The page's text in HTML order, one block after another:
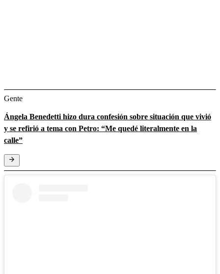
Gente
Ángela Benedetti hizo dura confesión sobre situación que vivió
y se refirió a tema con Petro: “Me quedé literalmente en la
calle”